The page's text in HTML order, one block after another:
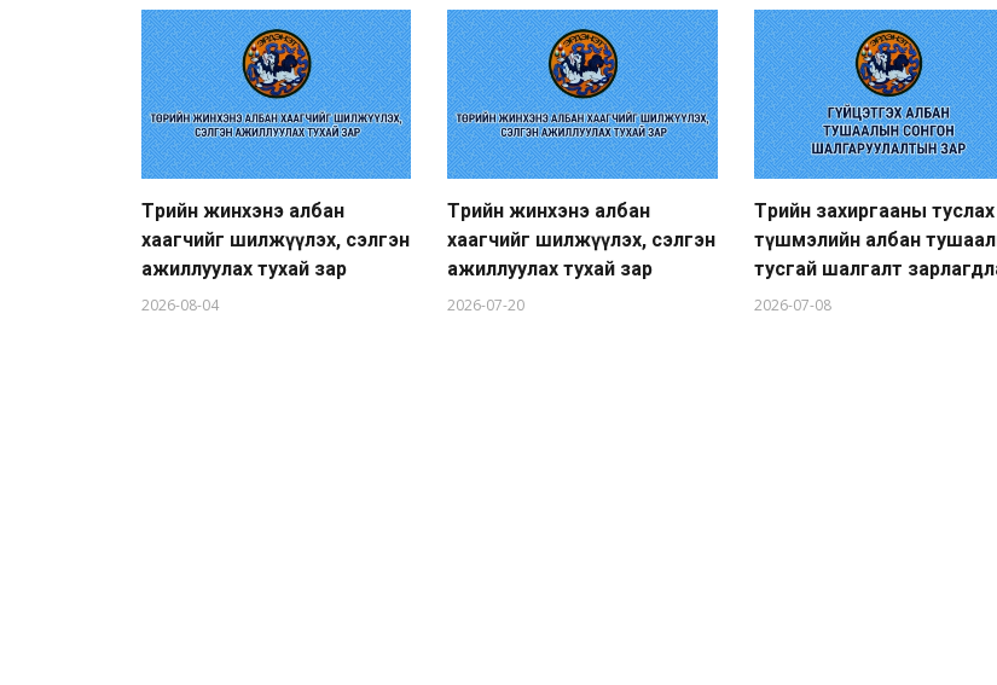
Төрийн жинхэнэ албан
хаагчийг шилжүүлэх, сэлгэн
ажиллуулах тухай зар
2026-08-04
Төрийн жинхэнэ албан
хаагчийг шилжүүлэх, сэлгэн
ажиллуулах тухай зар
2026-07-20
Төрийн захиргааны туслах
түшмэлийн албан
тусгай шалгалт
2026-07-08